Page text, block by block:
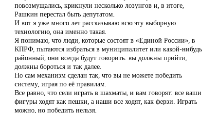
повозмущались, крикнули несколько лозунгов и, в итоге,
Рашкин перестал быть депутатом.
И вот я уже много лет рассказываю всю эту выборную
технологию, она именно такая.
Я понимаю, что люди, которые состоят в «Единой России», в
КПРФ, пытаются избраться в муниципалитет или какой-нибудь
районный, они всегда будут говорить: вы должны прийти,
должны бороться и так далее.
Но сам механизм сделан так, что вы не можете победить
систему, играя по её правилам.
Все равно, что сели играть в шахматы, и вам говорят: все ваши
фигуры ходят как пешки, а наши все ходят, как ферзи. Играть
можно, но победить нельзя.